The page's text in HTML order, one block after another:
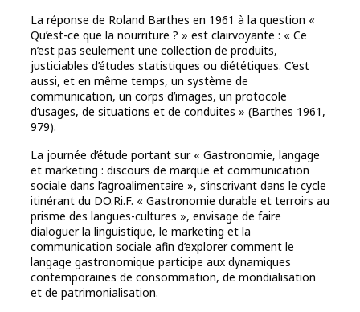
La réponse de Roland Barthes en 1961 à la question «
Qu’est-ce que la nourriture ? » est clairvoyante : « Ce
n’est pas seulement une collection de produits,
justiciables d’études statistiques ou diététiques. C’est
aussi, et en même temps, un système de
communication, un corps d’images, un protocole
d’usages, de situations et de conduites » (Barthes 1961,
979).
La journée d’étude portant sur « Gastronomie, langage
et marketing : discours de marque et communication
sociale dans l’agroalimentaire », s’inscrivant dans le cycle
itinérant du DO.Ri.F. « Gastronomie durable et terroirs au
prisme des langues-cultures », envisage de faire
dialoguer la linguistique, le marketing et la
communication sociale afin d’explorer comment le
langage gastronomique participe aux dynamiques
contemporaines de consommation, de mondialisation
et de patrimonialisation.